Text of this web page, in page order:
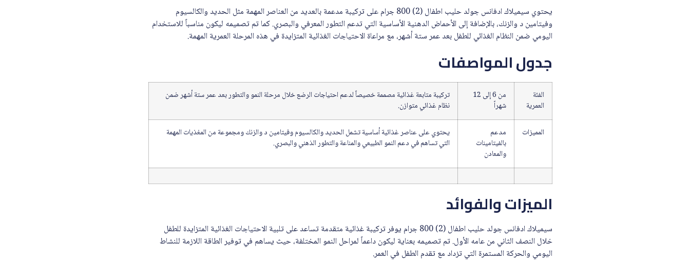
يحتوي سيميلاك ادفانس جولد حليب اطفال (2) 800 جرام على تركيبة مدعمة بالعديد من العناصر المهمة مثل الحديد والكالسيوم
وفيتامين د والزنك، بالإضافة إلى الأحماض الدهنية الأساسية التي تدعم التطور المعرفي والبصري. كما تم تصميمه ليكون مناسباً للاستخدام
اليومي ضمن النظام الغذائي للطفل بعد عمر ستة أشهر، مع مراعاة الاحتياجات الغذائية المتزايدة في هذه المرحلة العمرية المهمة.
جدول المواصفات
الفئة
العمرية
من 6 إلى 12
شهراً
تركيبة متابعة غذائية مصممة خصيصاً لدعم احتياجات الرضع خلال مرحلة النمو والتطور بعد عمر ستة أشهر ضمن
نظام غذائي متوازن.
المميزات
مدعم
بالفيتامينات
والمعادن
يحتوي على عناصر غذائية أساسية تشمل الحديد والكالسيوم وفيتامين د والزنك ومجموعة من المغذيات المهمة
التي تساهم في دعم النمو الطبيعي والمناعة والتطور الذهني والبصري.
الميزات والفوائد
سيميلاك ادفانس جولد حليب اطفال (2) 800 جرام يوفر تركيبة غذائية متقدمة تساعد على تلبية الاحتياجات الغذائية المتزايدة للطفل
خلال النصف الثاني من عامه الأول. تم تصميمه بعناية ليكون داعماً لمراحل النمو المختلفة، حيث يساهم في توفير الطاقة اللازمة للنشاط
اليومي والحركة المستمرة التي تزداد مع تقدم الطفل في العمر.